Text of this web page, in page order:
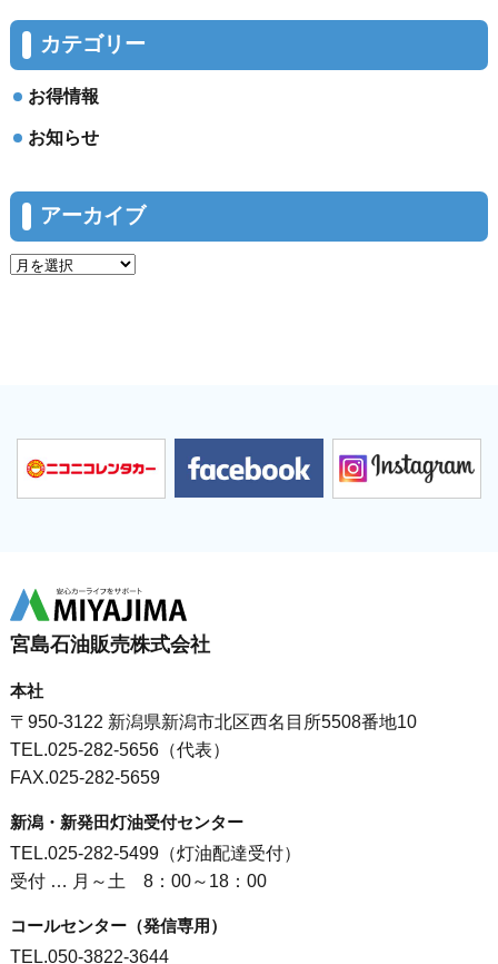
カテゴリー
お得情報
お知らせ
アーカイブ
宮島石油販売株式会社
本社
〒950-3122 新潟県新潟市北区西名目所5508番地10
TEL.025-282-5656（代表）
FAX.025-282-5659
新潟・新発田灯油受付センター
TEL.025-282-5499（灯油配達受付）
受付 … 月～土 8：00～18：00
コールセンター（発信専用）
TEL.050-3822-3644